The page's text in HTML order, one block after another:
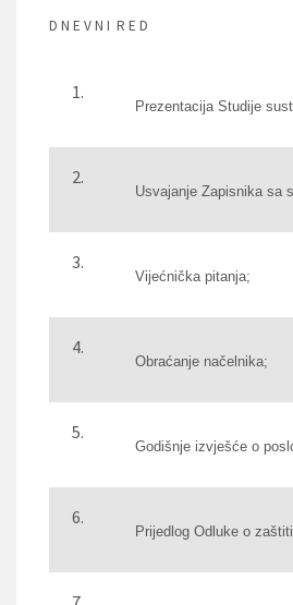
D N E V N I R E D
Prezentacija Studije
Usvajanje Zapisnika sa
Vijećnička pitanja;
Obraćanje načelnika;
Godišnje izvješće o
Prijedlog Odluke o